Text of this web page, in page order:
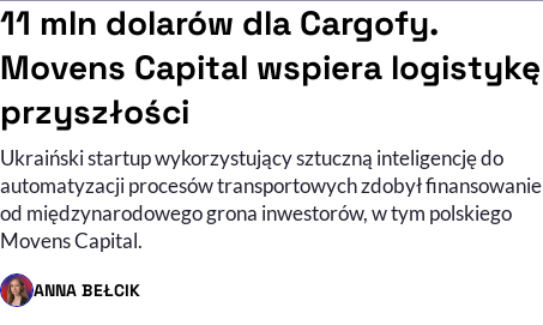
11 mln dolarów dla Cargofy.
Movens Capital wspiera logistykę
przyszłości
Ukraiński startup wykorzystujący sztuczną inteligencję do
automatyzacji procesów transportowych zdobył finansowanie
od międzynarodowego grona inwestorów, w tym polskiego
Movens Capital.
ANNA BEŁCIK
- AUTOR ARTYKUŁU - PROFIL